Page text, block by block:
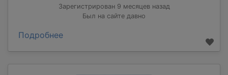
Зарегистрирован 9 месяцев назад
Был на сайте давно
Подробнее